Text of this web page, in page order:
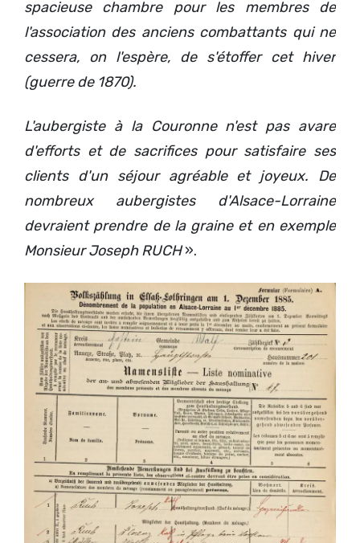
spacieuse chambre pour les membres de
l'association des anciens combattants qui ne
cessera, on l'espère, de s'étoffer cet hiver
(guerre de 1870).
L'aubergiste à la Couronne n'est pas avare
d'efforts et de sacrifices pour satisfaire ses
clients d'un séjour agréable et joyeux. De
nombreux aubergistes d'Alsace-Lorraine
devraient prendre de la graine et en exemple
Monsieur Joseph RUCH».